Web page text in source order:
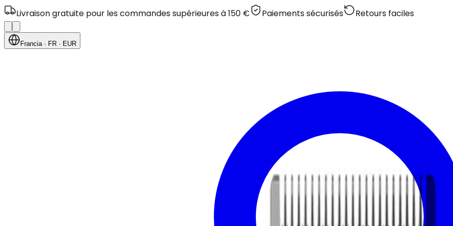
Livraison gratuite pour les commandes supérieures à 150 € Paiements sécurisés Retours faciles
Francia· FR · EUR